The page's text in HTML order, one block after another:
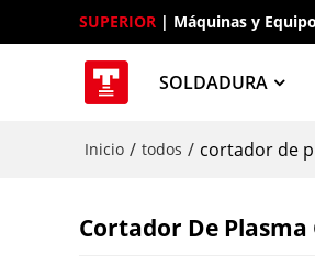
SUPERIOR | Máquinas y
SOLDADURA
Inicio / todos / cortador de
Cortador De Plasma